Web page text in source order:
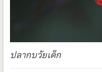
ปลากบวัยเด็ก